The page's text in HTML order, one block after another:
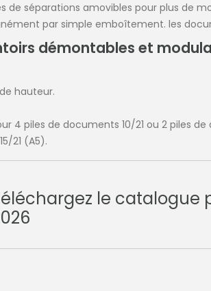
de séparations amovibles pour plus de
par simple emboîtement. les
démontables et
hauteur.
4 piles de documents 10/21 ou 2 piles
21 (A5).
le catalogue